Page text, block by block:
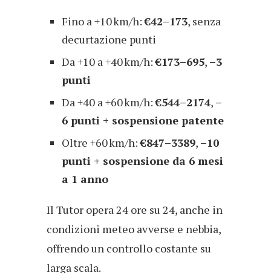
Fino a +10 km/h:€42–173, senza
decurtazione punti
Da +10 a +40 km/h:€173–695, –3
punti
Da +40 a +60 km/h:€544–2174, –
6 punti + sospensione patente
Oltre +60 km/h:€847–3389, –10
punti + sospensione da 6 mesi
a 1 anno
Il Tutor opera 24 ore su 24, anche in
condizioni meteo avverse e nebbia,
offrendo un controllo costante su
larga scala.